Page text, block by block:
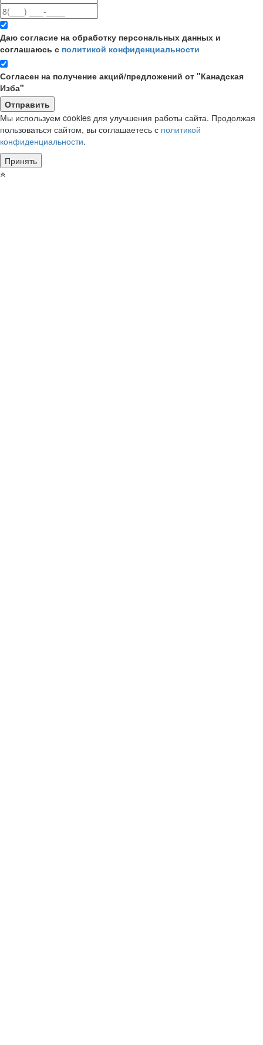
Даю согласие на обработку персональных данных и
соглашаюсь с политикой конфиденциальности
Согласен на получение акций/предложений от "Канадская
Изба"
Мы используем cookies для улучшения работы сайта. Продолжая
пользоваться сайтом, вы соглашаетесь с политикой
конфиденциальности.
Принять